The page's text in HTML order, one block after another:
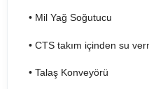
• Mil Yağ Soğutucu
• CTS takım içinden su
• Talaş Konveyörü